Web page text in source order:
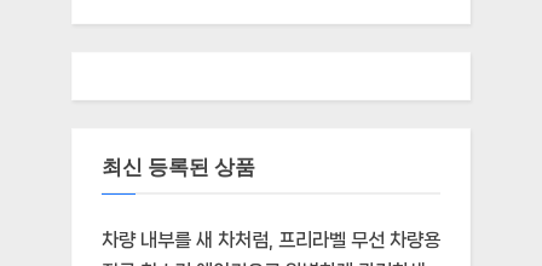
최신 등록된 상품
차량 내부를 새 차처럼, 프리라벨 무선 차량용